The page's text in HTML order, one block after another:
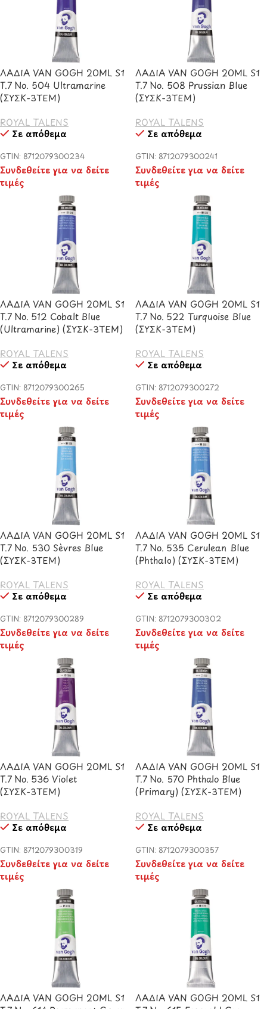
ΛΑΔΙΑ VAN GOGH 20ML S1
T.7 No. 504 Ultramarine
(ΣΥΣΚ-3ΤΕΜ)
ROYAL TALENS
Σε απόθεμα
GTIN: 8712079300234
Συνδεθείτε για να δείτε
τιμές
ΛΑΔΙΑ VAN GOGH 20ML S1
T.7 No. 508 Prussian Blue
(ΣΥΣΚ-3ΤΕΜ)
ROYAL TALENS
Σε απόθεμα
GTIN: 8712079300241
Συνδεθείτε για να δείτε
τιμές
ΛΑΔΙΑ VAN GOGH 20ML S1
T.7 No. 512 Cobalt Blue
(Ultramarine) (ΣΥΣΚ-3ΤΕΜ)
ROYAL TALENS
Σε απόθεμα
GTIN: 8712079300265
Συνδεθείτε για να δείτε
τιμές
ΛΑΔΙΑ VAN GOGH 20ML S1
T.7 No. 522 Turquoise Blue
(ΣΥΣΚ-3ΤΕΜ)
ROYAL TALENS
Σε απόθεμα
GTIN: 8712079300272
Συνδεθείτε για να δείτε
τιμές
ΛΑΔΙΑ VAN GOGH 20ML S1
T.7 No. 530 Sèvres Blue
(ΣΥΣΚ-3ΤΕΜ)
ROYAL TALENS
Σε απόθεμα
GTIN: 8712079300289
Συνδεθείτε για να δείτε
τιμές
ΛΑΔΙΑ VAN GOGH 20ML S1
T.7 No. 535 Cerulean Blue
(Phthalo) (ΣΥΣΚ-3ΤΕΜ)
ROYAL TALENS
Σε απόθεμα
GTIN: 8712079300302
Συνδεθείτε για να δείτε
τιμές
ΛΑΔΙΑ VAN GOGH 20ML S1
T.7 No. 536 Violet
(ΣΥΣΚ-3ΤΕΜ)
ROYAL TALENS
Σε απόθεμα
GTIN: 8712079300319
Συνδεθείτε για να δείτε
τιμές
ΛΑΔΙΑ VAN GOGH 20ML S1
T.7 No. 570 Phthalo Blue
(Primary) (ΣΥΣΚ-3ΤΕΜ)
ROYAL TALENS
Σε απόθεμα
GTIN: 8712079300357
Συνδεθείτε για να δείτε
τιμές
ΛΑΔΙΑ VAN GOGH 20ML S1
ΛΑΔΙΑ VAN GOGH 20ML S1